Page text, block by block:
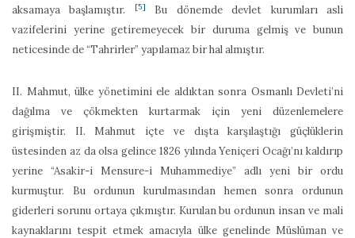
aksamaya başlamıştır.
[5]
Bu dönemde devlet kurumları asli
vazifelerini yerine getiremeyecek bir duruma gelmiş ve bunun
neticesinde de “Tahrirler” yapılamaz bir hal almıştır.
II. Mahmut, ülke yönetimini ele aldıktan sonra Osmanlı Devleti’ni
dağılma ve çökmekten kurtarmak için yeni düzenlemelere
girişmiştir. II. Mahmut içte ve dışta karşılaştığı güçlüklerin
üstesinden az da olsa gelince 1826 yılında Yeniçeri Ocağı’nı kaldırıp
yerine “Asakir-i Mensure-i Muhammediye” adlı yeni bir ordu
kurmuştur. Bu ordunun kurulmasından hemen sonra ordunun
giderleri sorunu ortaya çıkmıştır. Kurulan bu ordunun insan ve mali
kaynaklarını tespit etmek amacıyla ülke genelinde Müslüman ve